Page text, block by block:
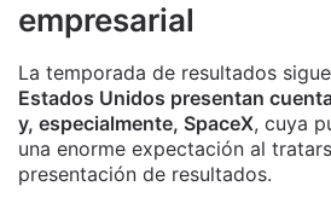
empresarial
La temporada de resultados
Estados Unidos presentan
y, especialmente, SpaceX, cuya
una enorme expectación al
presentación de resultados.